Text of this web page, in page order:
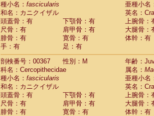
種小名： fascicularis
亜種小名
和名：カニクイザル
英名：
頭蓋骨：有
下顎骨：有
上腕骨：
尺骨：有
肩甲骨：有
大腿骨：
腓骨：有
寛骨：有
体幹：有
手：有
足：有
剖検番号：00367
性別：M
年齢：
科名：Cercopithecidae
属名：
種小名： fascicularis
亜種小名
和名：カニクイザル
英名：
頭蓋骨：有
下顎骨：有
上腕骨：
尺骨：有
肩甲骨：有
大腿骨：
腓骨：有
寛骨：有
体幹：有